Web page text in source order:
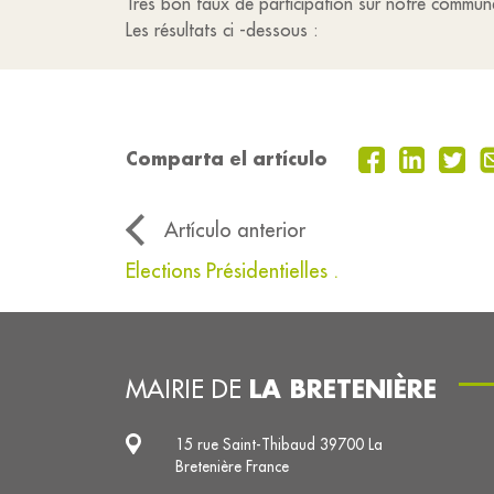
Les résultats ci -dessous :
Comparta el artículo
Artículo anterior
Elections Présidentielles .
MAIRIE DE LA BRETENIÈRE
15 rue Saint-Thibaud 39700 La
Bretenière France